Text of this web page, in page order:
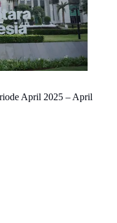
April 2025 – April